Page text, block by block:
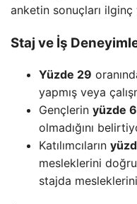
anketin sonuçları
Staj ve İş
Yüzde 29
yapmış veya
Gençlerin yüzde
olmadığını
Katılımcıların
mesleklerini
stajda